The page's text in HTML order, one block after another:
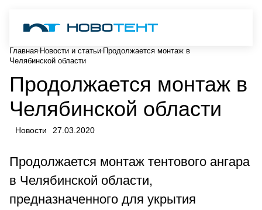
Главная Новости и статьи Продолжается монтаж в
Челябинской области
Продолжается монтаж в
Челябинской области
Новости 27.03.2020
Продолжается монтаж тентового ангара
в Челябинской области,
предназначенного для укрытия